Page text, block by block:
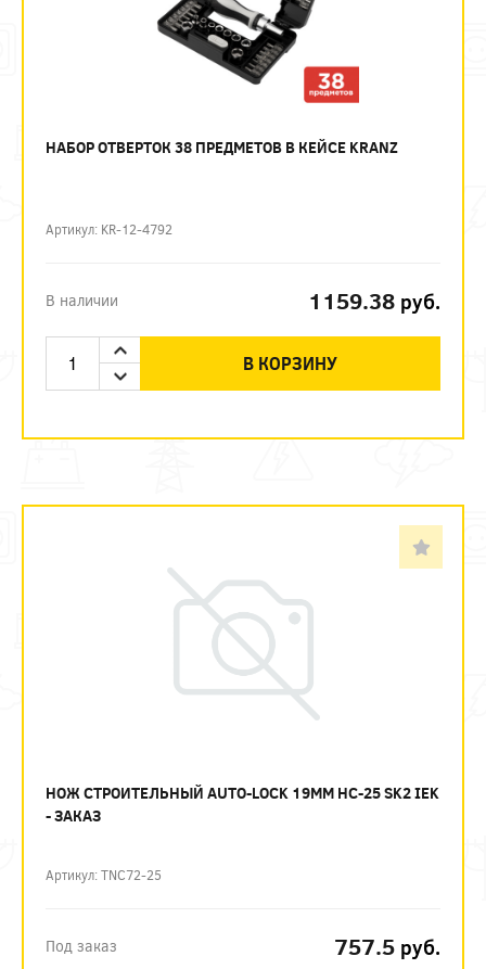
НАБОР ОТВЕРТОК 38 ПРЕДМЕТОВ В КЕЙСЕ KRANZ
Артикул: KR-12-4792
В наличии 1159.38 руб.
В КОРЗИНУ
НОЖ СТРОИТЕЛЬНЫЙ AUTO-LOCK 19ММ НС-25 SK2 IEK
- ЗАКАЗ
Артикул: TNC72-25
Под заказ 757.5 руб.